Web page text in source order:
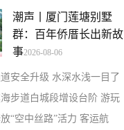
潮声丨厦门莲塘别墅
群：百年侨厝长出新故
事2026-08-06
安全升级 水深水浅一目了
步道白城段增设台阶 游玩
“空中丝路”活力 客运航